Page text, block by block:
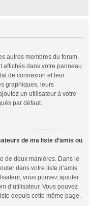
autres membres du forum.
affichés dans votre panneau
de connexion et leur
graphiques, leurs
un utilisateur à votre
par défaut.
de ma liste d’amis ou
de deux manières. Dans le
dans votre liste d’amis
vous pouvez ajouter
d’utilisateur. Vous pouvez
depuis cette même page.